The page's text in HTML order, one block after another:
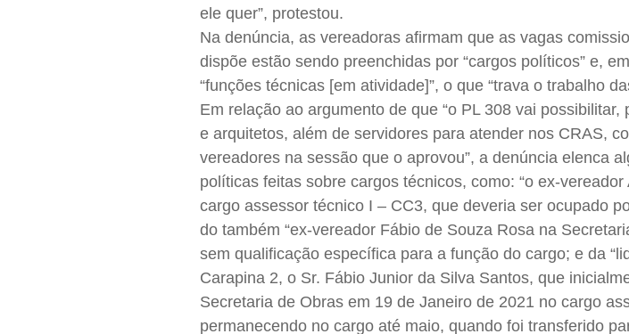
ele quer”, protestou.
Na denúncia, as vereadoras afirmam que as vagas
dispõe estão sendo preenchidas por “cargos políticos” e,
“funções técnicas [em atividade]”, o que “trava o trabalho
Em relação ao argumento de que “o PL 308 vai
e arquitetos, além de servidores para atender nos CRAS,
vereadores na sessão que o aprovou”, a denúncia elenca
políticas feitas sobre cargos técnicos, como: “o ex-
cargo assessor técnico I – CC3, que deveria ser ocupado
do também “ex-vereador Fábio de Souza Rosa na
sem qualificação específica para a função do cargo; e da
Carapina 2, o Sr. Fábio Junior da Silva Santos, que
Secretaria de Obras em 19 de Janeiro de 2021 no cargo
permanecendo no cargo até maio, quando foi transferido